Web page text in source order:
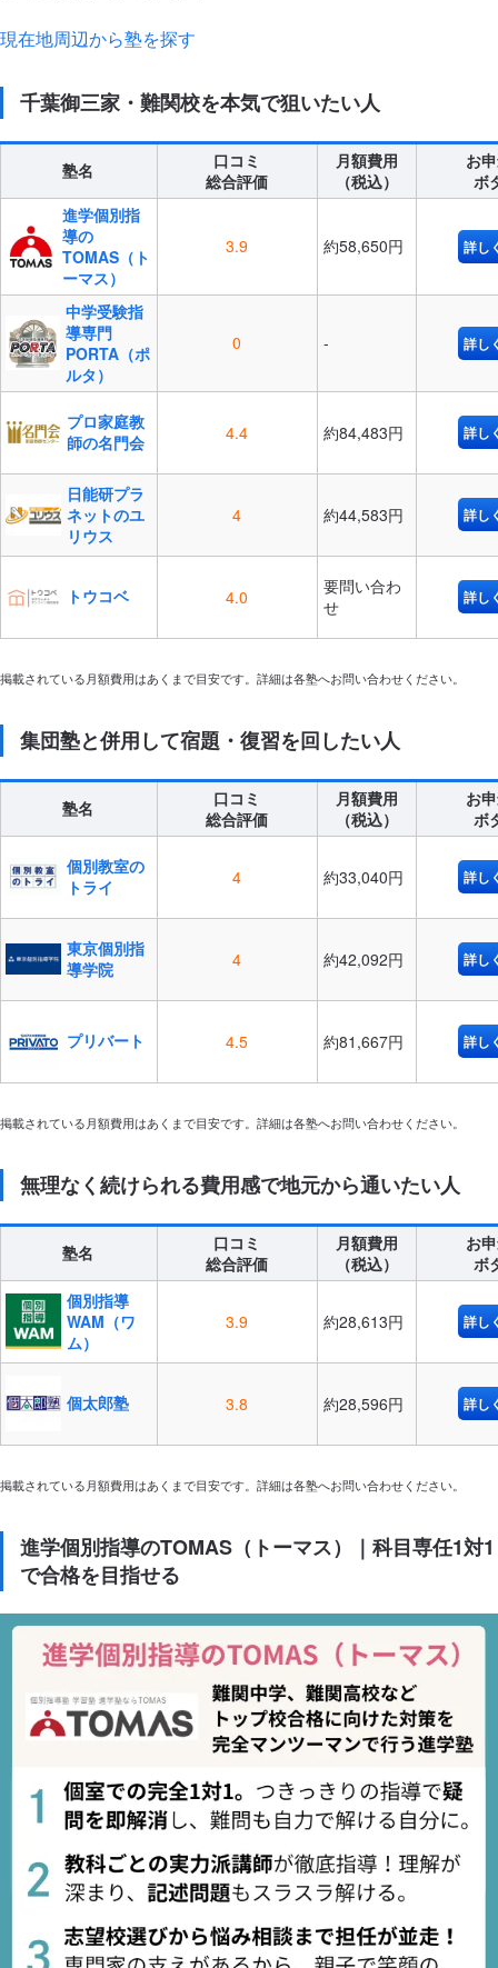
現在地周辺から塾を探す
千葉御三家・難関校を本気で狙いたい人
塾名
口コミ
総合評価
月額費用
（税込）
お
ボ
進学個別指
導の
TOMAS（ト
ーマス）
3.9 約58,650円 詳し
中学受験指
導専門
PORTA（ポ
ルタ）
0 - 詳し
プロ家庭教
師の名門会
4.4 約84,483円 詳し
日能研プラ
ネットのユ
リウス
4 約44,583円 詳し
トウコベ 4.0
要問い合わ
せ
詳し
掲載されている月額費用はあくまで目安です。詳細は各塾へお問い合わせください。
集団塾と併用して宿題・復習を回したい人
塾名
口コミ
総合評価
月額費用
（税込）
お
ボ
個別教室の
トライ
4 約33,040円 詳し
東京個別指
導学院
4 約42,092円 詳し
プリバート 4.5 約81,667円 詳し
掲載されている月額費用はあくまで目安です。詳細は各塾へお問い合わせください。
無理なく続けられる費用感で地元から通いたい人
塾名
口コミ
総合評価
月額費用
（税込）
お
ボ
個別指導
WAM（ワ
ム）
3.9 約28,613円 詳し
個太郎塾 3.8 約28,596円 詳し
掲載されている月額費用はあくまで目安です。詳細は各塾へお問い合わせください。
進学個別指導のTOMAS（トーマス）｜科目専任1対1
で合格を目指せる